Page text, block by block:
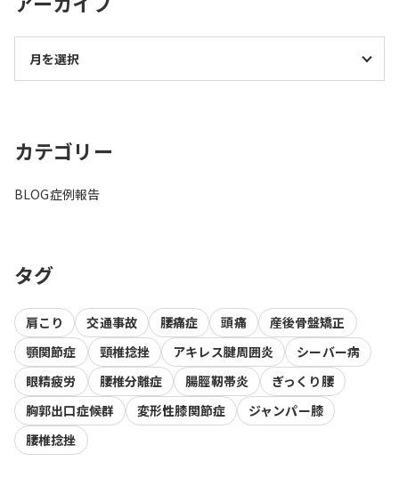
カテゴリー
BLOG症例報告
タグ
肩こり 交通事故 腰痛症 頭痛
産後骨盤矯正
顎関節症
頸椎捻挫 アキレス腱周囲炎
シーバー病
眼精疲労
腰椎分離症 腸脛靭帯炎
ぎっくり腰
胸郭出口症候群
変形性膝関節症
ジャンパー膝
腰椎捻挫